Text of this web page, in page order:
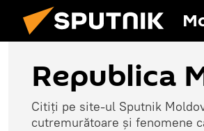
Republica
Citiți pe site-ul Sputnik
cutremurătoare și fenomene